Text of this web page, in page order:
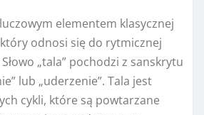
elementem klasycznej
odnosi się do rytmicznej
„tala” pochodzi z sanskrytu
lub „uderzenie”. Tala jest
cykli, które są powtarzane